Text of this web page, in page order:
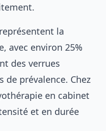
la
avec environ 25%
des verrues
de prévalence. Chez
en cabinet
et en durée